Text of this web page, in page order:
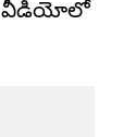
వీడియోలో